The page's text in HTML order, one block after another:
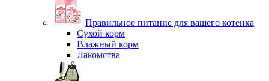
Правильное питание для вашего котенка
Сухой корм
Влажный корм
Лакомства